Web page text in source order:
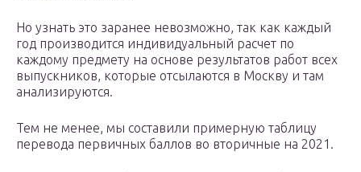
Но узнать это заранее невозможно, так как каждый
год производится индивидуальный расчет по
каждому предмету на основе результатов работ всех
выпускников, которые отсылаются в Москву и там
анализируются.
Тем не менее, мы составили примерную таблицу
перевода первичных баллов во вторичные на 2021.